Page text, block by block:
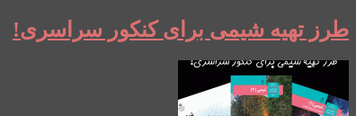
طرز تهیه شیمی برای کنکور سراسری!